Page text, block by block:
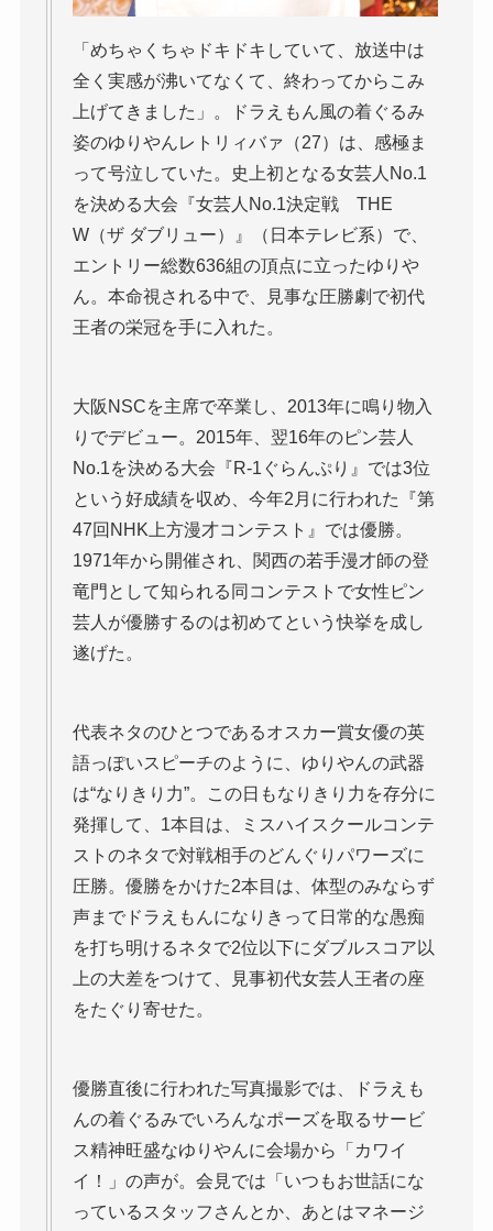
「めちゃくちゃドキドキしていて、放送中は
全く実感が沸いてなくて、終わってからこみ
上げてきました」。ドラえもん風の着ぐるみ
姿のゆりやんレトリィバァ（27）は、感極ま
って号泣していた。史上初となる女芸人No.1
を決める大会『女芸人No.1決定戦 THE
W（ザ ダブリュー）』（日本テレビ系）で、
エントリー総数636組の頂点に立ったゆりや
ん。本命視される中で、見事な圧勝劇で初代
王者の栄冠を手に入れた。
大阪NSCを主席で卒業し、2013年に鳴り物入
りでデビュー。2015年、翌16年のピン芸人
No.1を決める大会『R-1ぐらんぷり』では3位
という好成績を収め、今年2月に行われた『第
47回NHK上方漫才コンテスト』では優勝。
1971年から開催され、関西の若手漫才師の登
竜門として知られる同コンテストで女性ピン
芸人が優勝するのは初めてという快挙を成し
遂げた。
代表ネタのひとつであるオスカー賞女優の英
語っぽいスピーチのように、ゆりやんの武器
は“なりきり力”。この日もなりきり力を存分に
発揮して、1本目は、ミスハイスクールコンテ
ストのネタで対戦相手のどんぐりパワーズに
圧勝。優勝をかけた2本目は、体型のみならず
声までドラえもんになりきって日常的な愚痴
を打ち明けるネタで2位以下にダブルスコア以
上の大差をつけて、見事初代女芸人王者の座
をたぐり寄せた。
優勝直後に行われた写真撮影では、ドラえも
んの着ぐるみでいろんなポーズを取るサービ
ス精神旺盛なゆりやんに会場から「カワイ
イ！」の声が。会見では「いつもお世話にな
っているスタッフさんとか、あとはマネージ